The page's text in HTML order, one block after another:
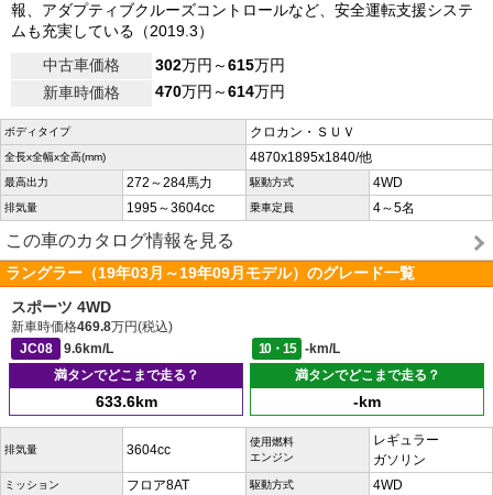
報、アダプティブクルーズコントロールなど、安全運転支援システ
ムも充実している（2019.3）
中古車価格
302万円～615万円
新車時価格
470万円～614万円
ボディタイプ クロカン・ＳＵＶ
全長x全幅x全高(mm) 4870x1895x1840/他
最高出力 272～284馬力 駆動方式 4WD
排気量 1995～3604cc 乗車定員 4～5名
この車のカタログ情報を見る
ラングラー（19年03月～19年09月モデル）のグレード一覧
スポーツ 4WD
新車時価格469.8万円(税込)
JC08
9.6km/L 10・15
-km/L
満タンでどこまで走る？
633.6km
満タンでどこまで走る？
-km
排気量 3604cc
使用燃料
エンジン
レギュラー
ガソリン
ミッション フロア8AT 駆動方式 4WD